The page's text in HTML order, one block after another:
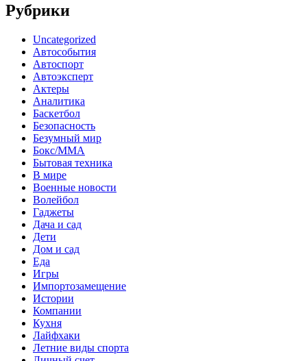
Рубрики
Uncategorized
Автособытия
Автоспорт
Автоэксперт
Актеры
Аналитика
Баскетбол
Безопасность
Безумный мир
Бокс/MMA
Бытовая техника
В мире
Военные новости
Волейбол
Гаджеты
Дача и сад
Дети
Дом и сад
Еда
Игры
Импортозамещение
Истории
Компании
Кухня
Лайфхаки
Летние виды спорта